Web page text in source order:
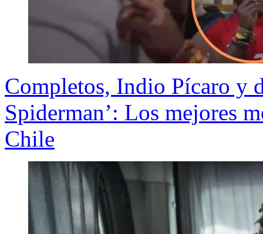
Completos, Indio Pícaro y
Spiderman’: Los mejores
Chile